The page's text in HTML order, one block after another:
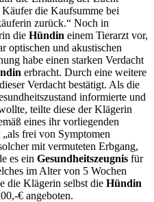
die Kaufsumme bei
zurück.“ Noch in
die Hündin einem Tierarzt vor,
optischen und akustischen
habe einen starken Verdacht
erbracht. Durch eine weitere
Verdacht bestätigt. Als die
informierte und
teilte diese der Klägerin
eines ihr vorliegenden
frei von Symptomen
mit vermuteten Erbgang,
es ein Gesundheitszeugnis für
im Alter von 5 Wochen
die Klägerin selbst die Hündin
€ angeboten.